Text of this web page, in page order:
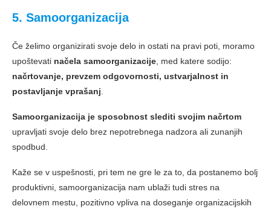
5. Samoorganizacija
Če želimo organizirati svoje delo in ostati na pravi poti, moramo
upoštevati načela samoorganizacije , med katere sodijo:
načrtovanje, prevzem odgovornosti, ustvarjalnost in
postavljanje vprašanj
Samoorganizacija je sposobnost slediti svojim načrtom
upravljati svoje delo brez nepotrebnega nadzora ali zunanjih
spodbud.
Kaže se v uspešnosti, pri tem ne gre le za to, da postanemo bolj
produktivni, samoorganizacija nam ublaži tudi stres na
delovnem mestu, pozitivno vpliva na doseganje organizacijskih